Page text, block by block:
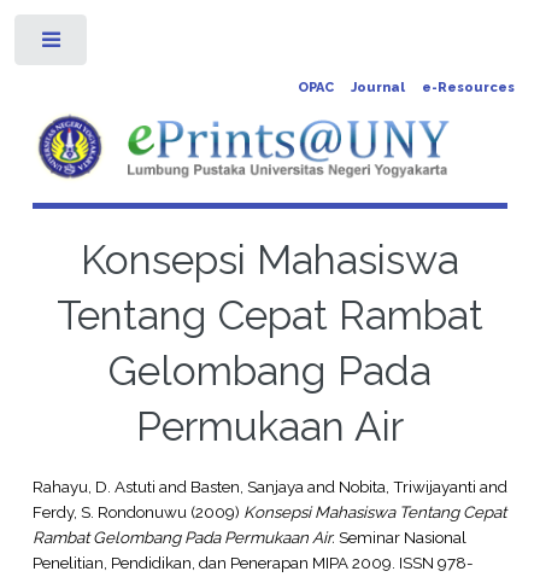
OPAC Journal e-Resources
Konsepsi Mahasiswa
Tentang Cepat Rambat
Gelombang Pada
Permukaan Air
Rahayu, D. Astuti and Basten, Sanjayaand Nobita, Triwijayanti and
Ferdy, S. Rondonuwu(2009) Konsepsi Mahasiswa Tentang Cepat
Rambat Gelombang Pada Permukaan Air. Seminar Nasional
Penelitian, Pendidikan, dan Penerapan MIPA 2009. ISSN 978-